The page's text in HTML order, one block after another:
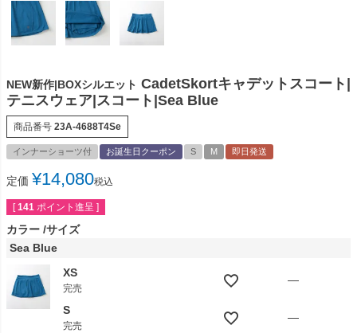
NEW新作|BOXシルエット CadetSkortキャデットスコート|
テニスウェア|スコート|Sea Blue
商品番号 23A-4688T4Se
インナーショーツ付 お誕生日クーポン S M 即日発送
定価 ¥14,080税込
[ 141 ポイント進呈 ]
カラー サイズ
Sea Blue
XS
完売
—
S
完売
—